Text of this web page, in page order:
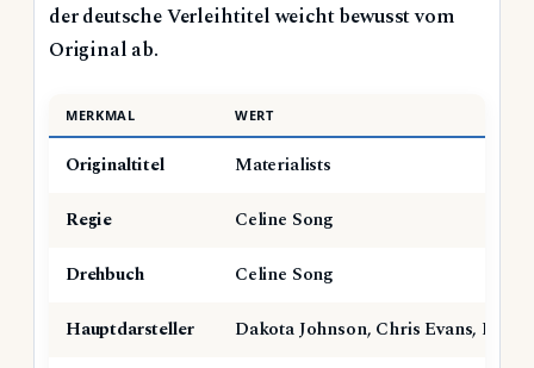
der deutsche Verleihtitel weicht bewusst vom
Original ab.
MERKMAL WERT
Originaltitel
Materialists
Regie
Celine Song
Drehbuch
Celine Song
Hauptdarsteller
Dakota Johnson, Chris Evans,